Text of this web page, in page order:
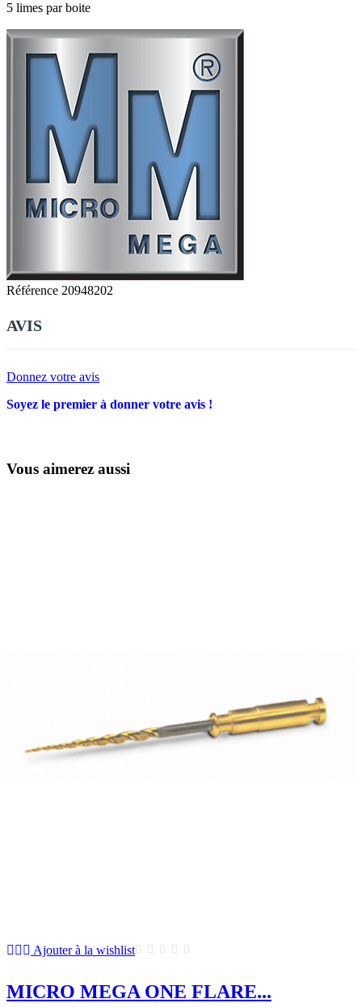
5 limes par boite
Référence 20948202
AVIS
Donnez votre avis
Soyez le premier à donner votre avis !
Vous aimerez aussi
Ajouter à la wishlist
MICRO MEGA ONE FLARE...